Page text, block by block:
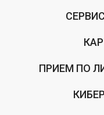
ПРИЕМ ПО